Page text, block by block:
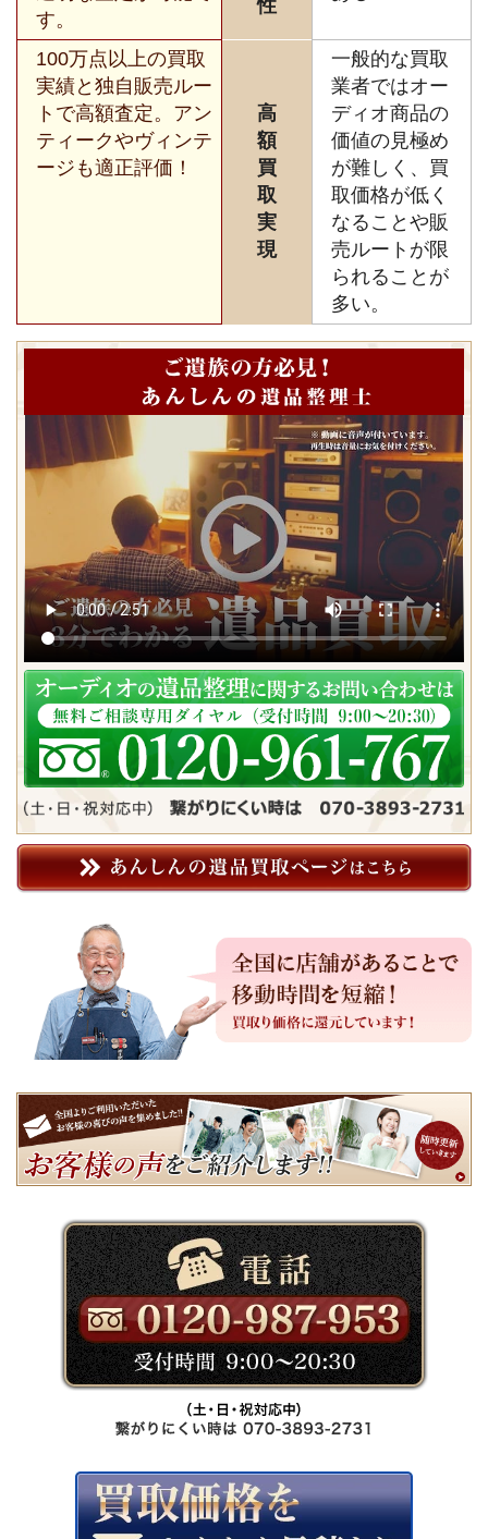
す。
性
100万点以上の買取
実績と独自販売ルー
トで高額査定。アン
ティークやヴィンテ
ージも適正評価！
高
額
買
取
実
現
一般的な買取
業者ではオー
ディオ商品の
価値の見極め
が難しく、買
取価格が低く
なることや販
売ルートが限
られることが
多い。